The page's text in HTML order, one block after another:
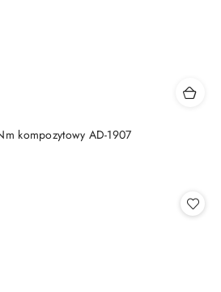
kompozytowy AD-1907